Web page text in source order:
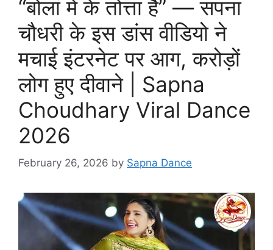
“बोलां में के तोत्ता है” — सपना
चौधरी के इस डांस वीडियो ने
मचाई इंटरनेट पर आग, करोड़ों
लोग हुए दीवाने | Sapna
Choudhary Viral Dance
2026
February 26, 2026 by Sapna Dance